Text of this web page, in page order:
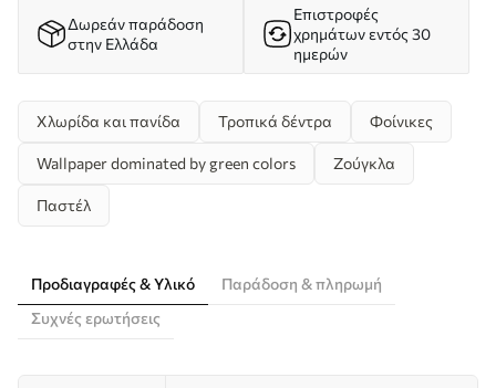
Δωρεάν παράδοση
στην Ελλάδα
Επιστροφές
χρημάτων εντός 30
ημερών
Χλωρίδα και πανίδα Τροπικά δέντρα Φοίνικες
Wallpaper dominated by green colors Ζούγκλα
Παστέλ
Προδιαγραφές & Υλικό
Παράδοση & πληρωμή
Συχνές ερωτήσεις